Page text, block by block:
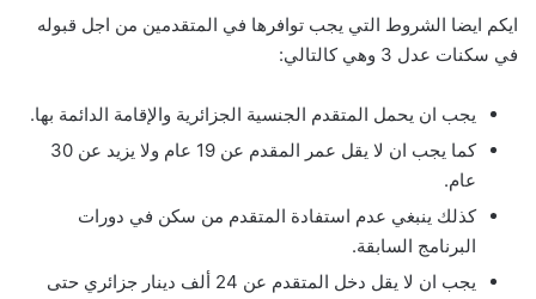
ايكم ايضا الشروط التي يجب توافرها في المتقدمين من اجل قبوله
في سكنات عدل 3 وهي كالتالي:
يجب ان يحمل المتقدم الجنسية الجزائرية والإقامة الدائمة بها.
كما يجب ان لا يقل عمر المقدم عن 19 عام ولا يزيد عن 30
عام.
كذلك ينبغي عدم استفادة المتقدم من سكن في دورات
البرنامج السابقة.
يجب ان لا يقل دخل المتقدم عن 24 ألف دينار جزائري حتى